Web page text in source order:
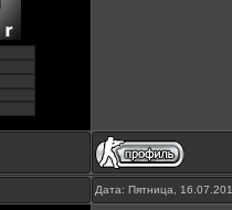
Дата: Пятница,